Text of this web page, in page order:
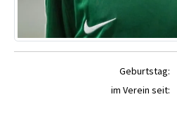
Geburtstag:
im Verein seit: